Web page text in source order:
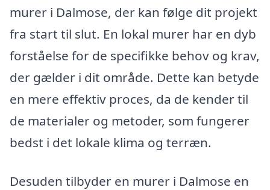
murer i Dalmose, der kan følge dit projekt
fra start til slut. En lokal murer har en dyb
forståelse for de specifikke behov og krav,
der gælder i dit område. Dette kan betyde
en mere effektiv proces, da de kender til
de materialer og metoder, som fungerer
bedst i det lokale klima og terræn.
Desuden tilbyder en murer i Dalmose en